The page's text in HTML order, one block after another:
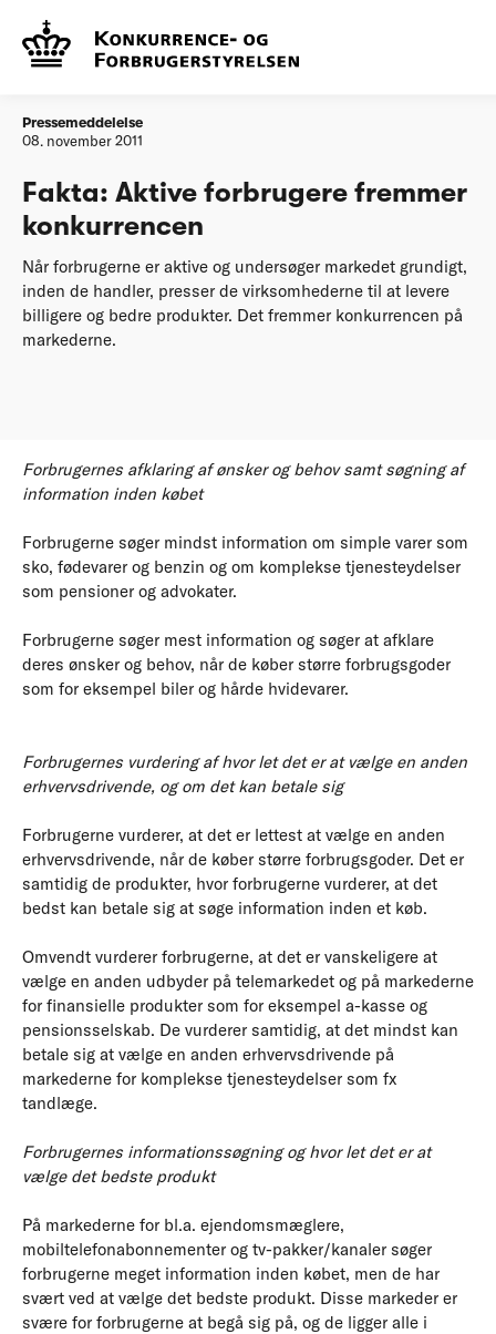
20111108 Danske
forbrugerforhold 2011 Stadig
plads til forbedringer
Pressemeddelelse
08. november 2011
Fakta: Aktive forbrugere fremmer
konkurrencen
Når forbrugerne er aktive og undersøger markedet grundigt,
inden de handler, presser de virksomhederne til at levere
billigere og bedre produkter. Det fremmer konkurrencen på
markederne.
Forbrugernes afklaring af ønsker og behov samt søgning af
information inden købet
Forbrugerne søger mindst information om simple varer som
sko, fødevarer og benzin og om komplekse tjenesteydelser
som pensioner og advokater.
Forbrugerne søger mest information og søger at afklare
deres ønsker og behov, når de køber større forbrugsgoder
som for eksempel biler og hårde hvidevarer.
Forbrugernes vurdering af hvor let det er at vælge en anden
erhvervsdrivende, og om det kan betale sig
Forbrugerne vurderer, at det er lettest at vælge en anden
erhvervsdrivende, når de køber større forbrugsgoder. Det er
samtidig de produkter, hvor forbrugerne vurderer, at det
bedst kan betale sig at søge information inden et køb.
Omvendt vurderer forbrugerne, at det er vanskeligere at
vælge en anden udbyder på telemarkedet og på markederne
for finansielle produkter som for eksempel a-kasse og
pensionsselskab. De vurderer samtidig, at det mindst kan
betale sig at vælge en anden erhvervsdrivende på
markederne for komplekse tjenesteydelser som fx
tandlæge.
Forbrugernes informationssøgning og hvor let det er at
vælge det bedste produkt
På markederne for bl.a. ejendomsmæglere,
mobiltelefonabonnementer og tv-pakker/kanaler søger
forbrugerne meget information inden købet, men de har
svært ved at vælge det bedste produkt. Disse markeder er
svære for forbrugerne at begå sig på, og de ligger alle i